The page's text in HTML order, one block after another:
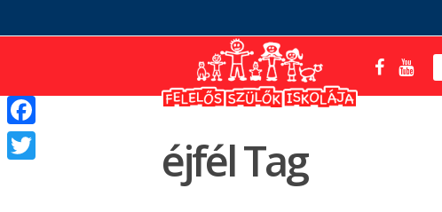
éjfél Tag
Facebook